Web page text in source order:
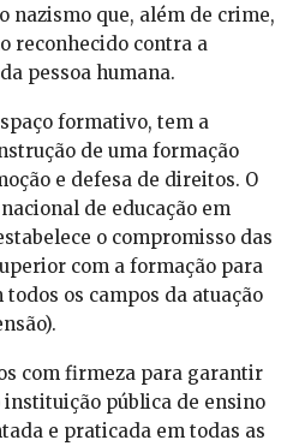
nazismo que, além de crime,
reconhecido contra a
pessoa humana.
formativo, tem a
de uma formação
e defesa de direitos. O
de educação em
o compromisso das
com a formação para
os campos da atuação
com firmeza para garantir
instituição pública de ensino
e praticada em todas as